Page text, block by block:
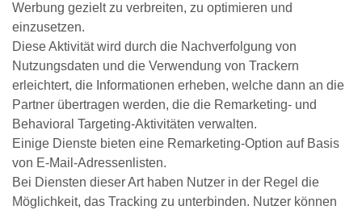
Werbung gezielt zu verbreiten, zu optimieren und
einzusetzen.
Diese Aktivität wird durch die Nachverfolgung von
Nutzungsdaten und die Verwendung von Trackern
erleichtert, die Informationen erheben, welche dann an die
Partner übertragen werden, die die Remarketing- und
Behavioral Targeting-Aktivitäten verwalten.
Einige Dienste bieten eine Remarketing-Option auf Basis
von E-Mail-Adressenlisten.
Bei Diensten dieser Art haben Nutzer in der Regel die
Möglichkeit, das Tracking zu unterbinden. Nutzer können